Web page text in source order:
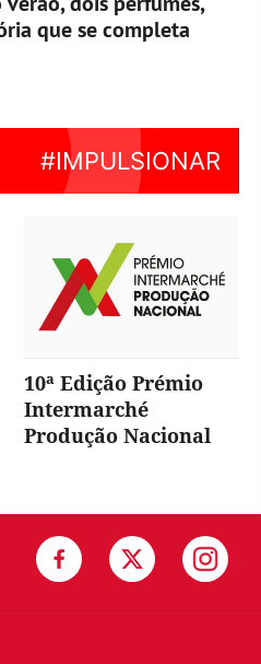
que se completa
10ª Edição Prémio
Intermarché
Produção Nacional